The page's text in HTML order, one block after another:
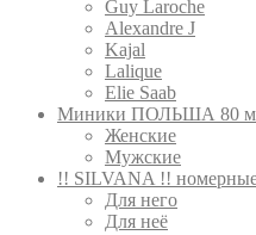
Guy Laroche
Alexandre J
Kajal
Lalique
Elie Saab
Миники ПОЛЬША 80
Женские
Мужские
!! SILVANA !!
Для него
Для неё